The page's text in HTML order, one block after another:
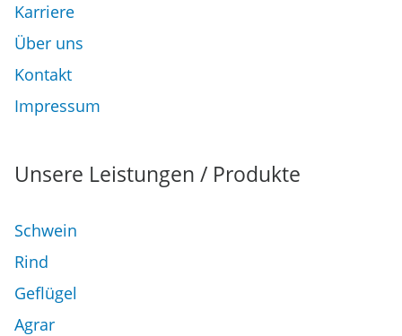
Karriere
Über uns
Kontakt
Impressum
Unsere Leistungen / Produkte
Schwein
Rind
Geflügel
Agrar